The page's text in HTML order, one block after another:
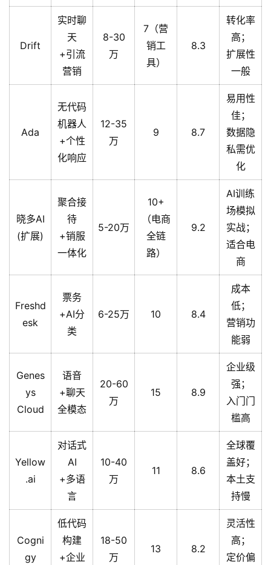
Drift
实时聊
天
+引流
营销
8-30
万
7（营
销工
具）
8.3
转化率
高；
扩展性
一般
Ada
无代码
机器人
+个性
化响应
12-35
万
9 8.7
易用性
佳；
数据隐
私需优
化
晓多AI
(扩展)
聚合接
待
+销服
一体化
5-20万
10+
（电商
全链
路）
9.2
AI训练
场模拟
实战；
适合电
商
Freshd
esk
票务
+AI分
类
6-25万 10 8.4
成本
低；
营销功
能弱
Genes
ys
Cloud
语音
+聊天
全模态
20-60
万
15 8.9
企业级
强；
入门门
槛高
Yellow
.ai
对话式
AI
+多语
言
10-40
万
11 8.6
全球覆
盖好；
本土支
持慢
Cogni
gy
低代码
构建
+企业
18-50
万
13 8.2
灵活性
高；
定价偏